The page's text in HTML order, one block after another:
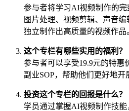
参与者将学习AI视频制作的完
图片处理、视频剪辑、声音
独立制作出高质量的视频作品
这个专栏有哪些实用的福利？
参与者可以享受19.9元的特惠
副业SOP，帮助他们更好地开
投资这个专栏的回报是什么？
学员通过掌握AI视频制作技